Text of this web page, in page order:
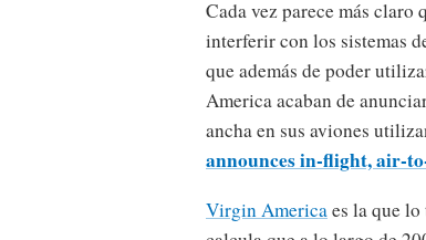
Cada vez parece más
interferir con los sistemas
que además de poder
America acaban de
ancha en sus aviones
announces in-flight, air-
Virgin Americaes la que